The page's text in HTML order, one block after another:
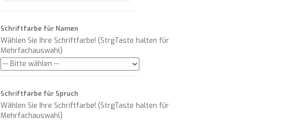
Schriftfarbe für Namen
Wählen Sie Ihre Schriftfarbe! (StrgTaste halten für
Mehrfachauswahl)
Schriftfarbe für Spruch
Wählen Sie Ihre Schriftfarbe! (StrgTaste halten für
Mehrfachauswahl)